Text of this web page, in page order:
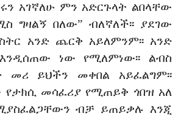
አገኛለሁ ምን አድርጉላት ልበላቸው
ግዛልኝ በለው” ብለኛለች፡፡ ያደገው
አንድ ጨርቅ አይለምንም፡፡ አንድ
ነው የሚለምነው፡፡ ልብስ
መሪ ይህችን መቀበል አይፈልግም፡፡
የታክሲ መሳፈሪያ የሚጠይቅ ጎበዝ አለ
ብቻ ይጠይቃሉ እንጂ